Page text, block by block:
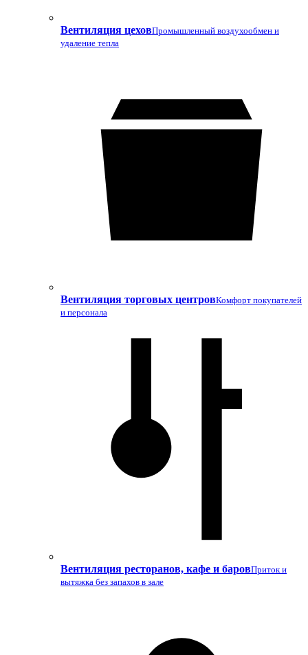
Вентиляция цеховПромышленный воздухообмен и
удаление тепла
Вентиляция торговых центровКомфорт покупателей
и персонала
Вентиляция ресторанов, кафе и баровПриток и
вытяжка без запахов в зале